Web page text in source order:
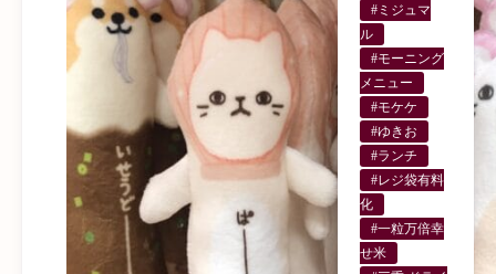
#ミジュマ
ル
#モーニング
メニュー
#モケケ
#ゆきお
#ランチ
#レジ袋有料
化
#一粒万倍幸
せ米